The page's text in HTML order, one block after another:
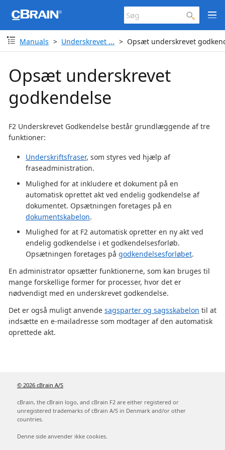
Manuals Underskrevet ... Opsæt underskrevet
Opsæt underskrevet
godkendelse
F2 Underskrevet Godkendelse består grundlæggende af tre
funktioner:
Underskriftsfraser, som styres ved hjælp af
fraseadministration.
Mulighed for at inkludere et dokument på en
automatisk oprettet akt ved endelig godkendelse af
dokumentet. Opsætningen foretages på en
dokumentskabelon.
Mulighed for at F2 automatisk opretter en ny akt ved
endelig godkendelse i et godkendelsesforløb.
Opsætningen foretages på godkendelsesforløbet.
En administrator opsætter funktionerne, som kan bruges til
mange forskellige former for processer, hvor det er
nødvendigt med en underskrevet godkendelse.
Det er også muligt anvende sagsparter og sagsskabelon til at
indsætte en e-mailadresse som modtager af den automatisk
oprettede akt.
© 2026 cBrain A/S
cBrain, the cBrain logo, and cBrain F2 are either registered or
unregistered trademarks of cBrain A/S in Denmark and/or other
countries.
Denne side anvender ikke cookies.